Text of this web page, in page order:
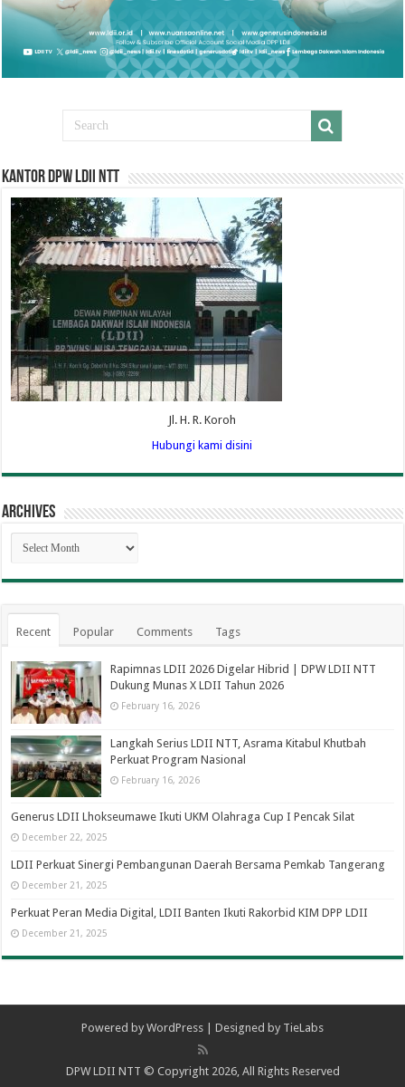
Kantor DPW LDII NTT
Jl. H. R. Koroh
Hubungi kami disini
Archives
Archives
Recent Popular Comments Tags
Rapimnas LDII 2026 Digelar Hibrid | DPW LDII NTT
Dukung Munas X LDII Tahun 2026
February 16, 2026
Langkah Serius LDII NTT, Asrama Kitabul Khutbah
Perkuat Program Nasional
February 16, 2026
Generus LDII Lhokseumawe Ikuti UKM Olahraga Cup I Pencak Silat
December 22, 2025
LDII Perkuat Sinergi Pembangunan Daerah Bersama Pemkab Tangerang
December 21, 2025
Perkuat Peran Media Digital, LDII Banten Ikuti Rakorbid KIM DPP LDII
December 21, 2025
Powered by WordPress | Designed by TieLabs
DPW LDII NTT © Copyright 2026, All Rights Reserved